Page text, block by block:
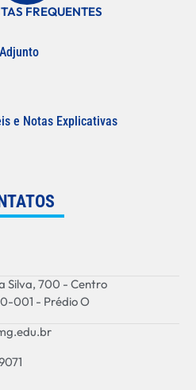
FREQUENTES
e Notas Explicativas
Silva, 700 - Centro
001 - Prédio O